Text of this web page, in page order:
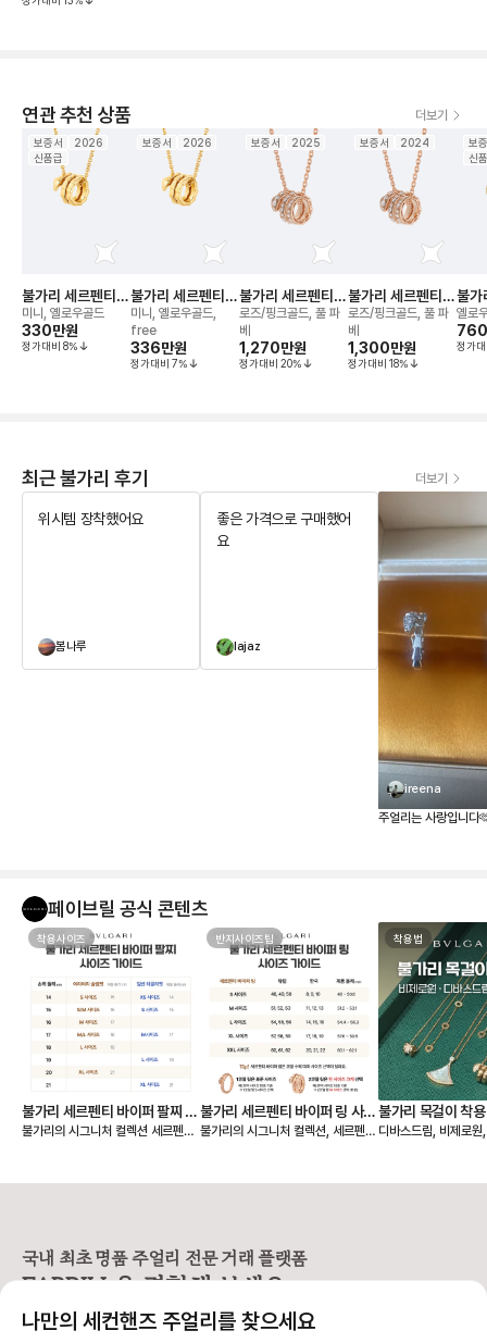
연관 추천 상품 더보기
보증서
2026
신품급
불가리 세르펜티
바이퍼 네크리스
미니, 옐로우골드
330만원
정가대비 8%
보증서 2026
불가리 세르펜티
바이퍼 네크리스
미니, 옐로우골드,
free
336만원
정가대비 7%
보증서 2025
불가리 세르펜티
바이퍼 네크리스
로즈/핑크골드, 풀 파
베
1,270만원
정가대비 20%
보증서 2024
불가리 세르펜티
바이퍼 네크리스
로즈/핑크골드, 풀 파
베
1,300만원
정가대비 18%
보
신
불가
바이
옐로
정가
최근 불가리 후기 더보기
위시템 장착했어요
봄나루
좋은 가격으로 구매했어
요
lajaz
ireena
주얼리는 사랑입니다
페이브릴 공식 콘텐츠
착용사이즈
불가리 세르펜티 바이퍼 팔찌 사
이즈 비교
불가리의 시그니처 컬렉션 세르펜티
마찬가지로 S, M, L 사이즈로 표기
이즈 표기 - S: 손목둘레 14~15c
m - M: 손목둘레 16~17cm - L:
유연함으로 손목에 자연스럽게 감기
반지사이즈팁
불가리 세르펜티 바이퍼 링 사이
즈 비교 (한국, 유럽 반지 호수)
불가리의 시그니처 컬렉션, 세르펜티
어난 게 특징이에요. 단단한 금속이
표기 일반 반지처럼 숫자 대신 S, M,
L로 구분되어 있어요. - S: 48~50
54~56호 (한국 사이즈 14~16호)
착용법
불가리 목걸이 착
원, 디바스드림, 세
디바스드림, 비제로
황하는 분들이 많습니다. 그 비
✔️ 불가리 목걸이는
국내 최초 명품 주얼리 전문 거래 플랫폼
FABRILL을 경험해 보세요.
나만의 세컨핸즈 주얼리를 찾으세요